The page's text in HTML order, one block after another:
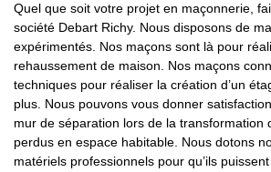
Quel que soit votre projet en maçonnerie,
société Debart Richy. Nous disposons de
expérimentés. Nos maçons sont là pour
rehaussement de maison. Nos maçons
techniques pour réaliser la création d’un
plus. Nous pouvons vous donner
mur de séparation lors de la transformation
perdus en espace habitable. Nous dotons
matériels professionnels pour qu’ils